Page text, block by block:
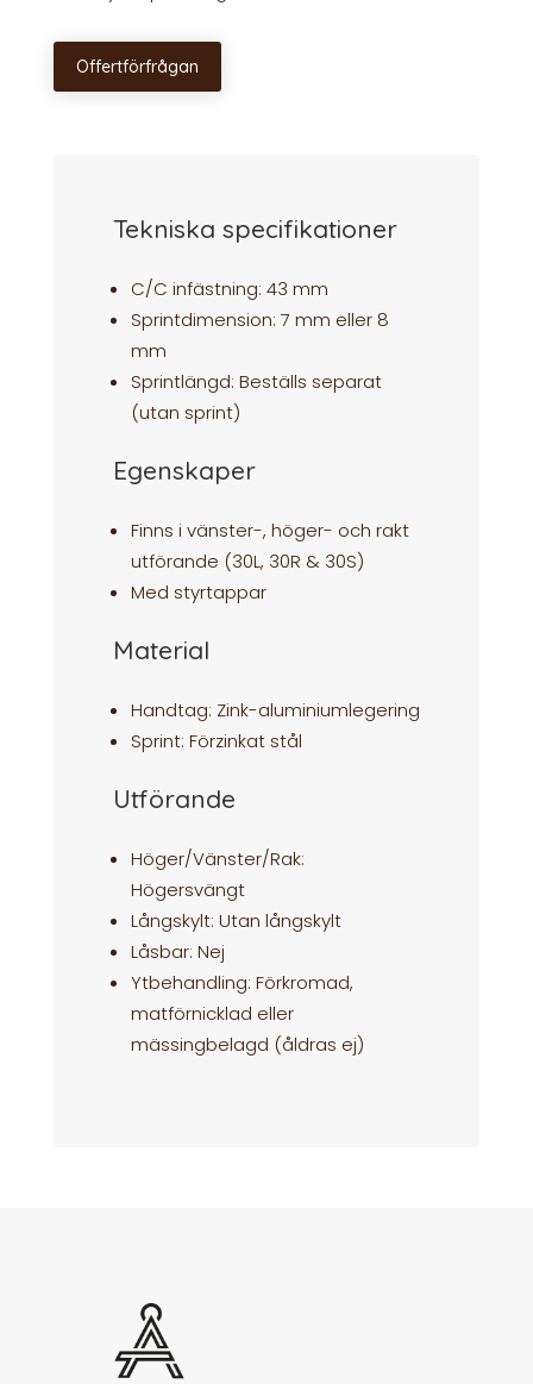
Offertförfrågan
Tekniska specifikationer
C/C infästning: 43 mm
Sprintdimension: 7 mm eller 8
mm
Sprintlängd: Beställs separat
(utan sprint)
Egenskaper
Finns i vänster-, höger- och rakt
utförande (30L, 30R & 30S)
Med styrtappar
Material
Handtag: Zink-aluminiumlegering
Sprint: Förzinkat stål
Utförande
Höger/Vänster/Rak:
Högersvängt
Långskylt: Utan långskylt
Låsbar: Nej
Ytbehandling: Förkromad,
matförnicklad eller
mässingbelagd (åldras ej)